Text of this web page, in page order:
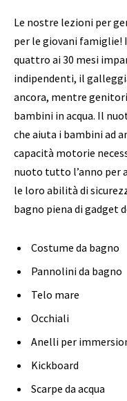
Le nostre lezioni per
per le giovani famiglie!
quattro ai 30 mesi
indipendenti, il
ancora, mentre
bambini in acqua. Il
che aiuta i bambini ad
capacità motorie
nuoto tutto l’anno per
le loro abilità di
bagno piena di gadget
Costume da bagno
Pannolini da bagno
Telo mare
Occhiali
Anelli per
Kickboard
Scarpe da acqua